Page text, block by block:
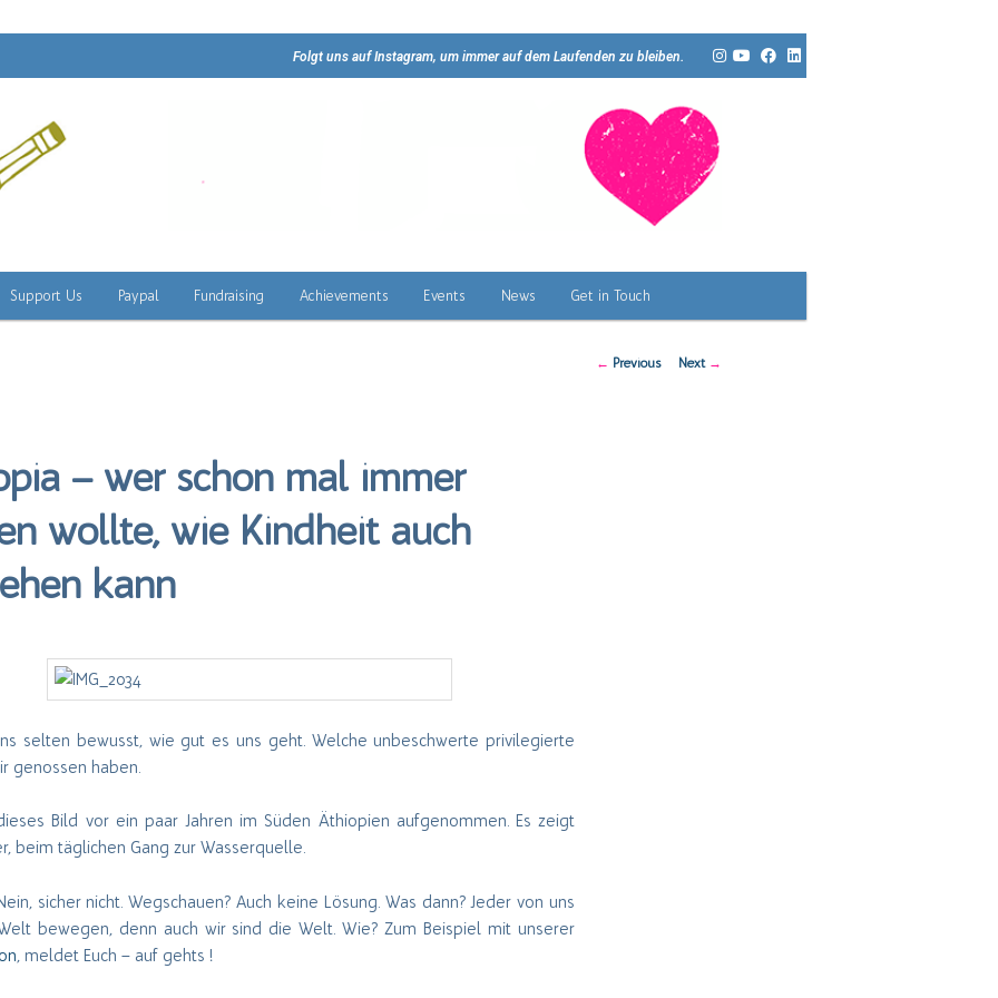
Folgt uns auf Instagram, um immer auf dem Laufenden zu bleiben.
Support Us Paypal Fundraising Achievements Events News Get in Touch
Post
← Previous Next →
– wer schon mal immer
wollte, wie Kindheit auch
kann
selten bewusst, wie gut es uns geht. Welche unbeschwerte privilegierte
genossen haben.
Bild vor ein paar Jahren im Süden Äthiopien aufgenommen. Es zeigt
beim täglichen Gang zur Wasserquelle.
sicher nicht. Wegschauen? Auch keine Lösung. Was dann? Jeder von uns
bewegen, denn auch wir sind die Welt. Wie? Zum Beispiel mit unserer
, meldet Euch – auf gehts !